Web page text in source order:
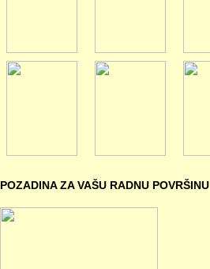
POZADINA ZA VAŠU RADNU POVRŠINU